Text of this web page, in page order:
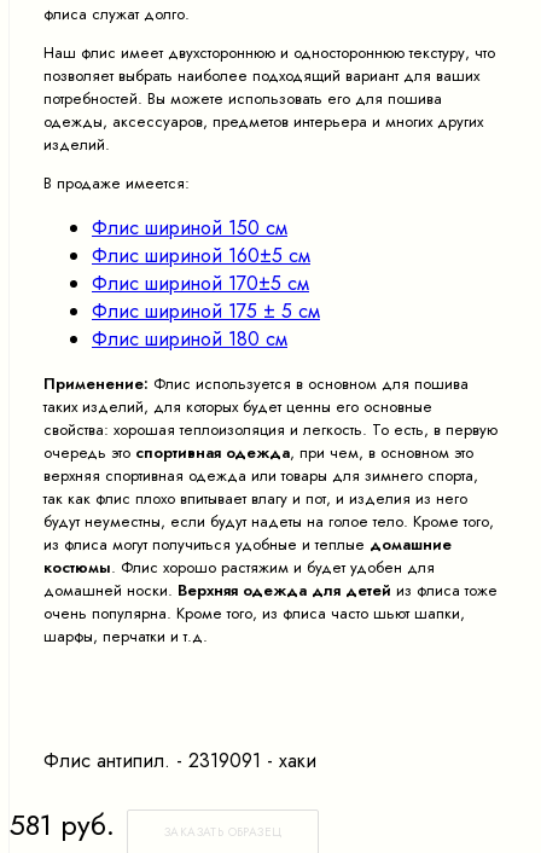
флиса служат долго.
Наш флис имеет двухстороннюю и одностороннюю текстуру, что
позволяет выбрать наиболее подходящий вариант для ваших
потребностей. Вы можете использовать его для пошива
одежды, аксессуаров, предметов интерьера и многих других
изделий.
В продаже имеется:
Флис шириной 150 см
Флис шириной 160±5 см
Флис шириной 170±5 см
Флис шириной 175 ± 5 см
Флис шириной 180 см
Применение: Флис используется в основном для пошива
таких изделий, для которых будет ценны его основные
свойства: хорошая теплоизоляция и легкость. То есть, в первую
очередь это спортивная одежда, при чем, в основном это
верхняя спортивная одежда или товары для зимнего спорта,
так как флис плохо впитывает влагу и пот, и изделия из него
будут неуместны, если будут надеты на голое тело. Кроме того,
из флиса могут получиться удобные и теплые домашние
костюмы. Флис хорошо растяжим и будет удобен для
домашней носки. Верхняя одежда для детей из флиса тоже
очень популярна. Кроме того, из флиса часто шьют шапки,
шарфы, перчатки и т.д.
Флис антипил. - 2319091 - хаки
581 руб. ЗАКАЗАТЬ ОБРАЗЕЦ